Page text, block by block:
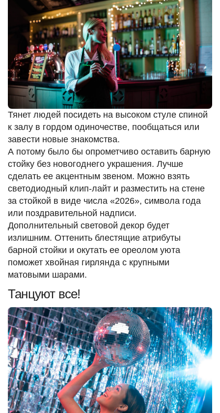
Тянет людей посидеть на высоком стуле спиной
к залу в гордом одиночестве, пообщаться или
завести новые знакомства.
А потому было бы опрометчиво оставить барную
стойку без новогоднего украшения. Лучше
сделать ее акцентным звеном. Можно взять
светодиодный клип-лайт и разместить на стене
за стойкой в виде числа «2026», символа года
или поздравительной надписи.
Дополнительный световой декор будет
излишним. Оттенить блестящие атрибуты
барной стойки и окутать ее ореолом уюта
поможет хвойная гирлянда с крупными
матовыми шарами.
Танцуют все!